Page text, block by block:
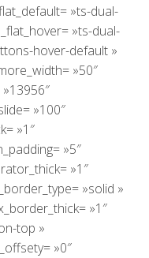
»ts-dual-
»ts-dual-
hover-default »
»50″
»100″
»1″
»5″
»1″
»solid »
»1″
top »
»0″